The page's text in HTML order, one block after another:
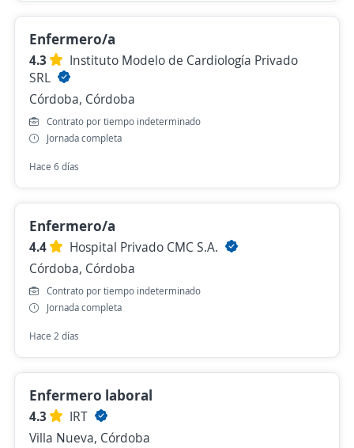
Enfermero/a
4.3
Instituto Modelo de Cardiología Privado
SRL
Córdoba, Córdoba
Contrato por tiempo indeterminado
Jornada completa
Hace 6 días
Enfermero/a
4.4
Hospital Privado CMC S.A.
Córdoba, Córdoba
Contrato por tiempo indeterminado
Jornada completa
Hace 2 días
Enfermero laboral
4.3
IRT
Villa Nueva, Córdoba